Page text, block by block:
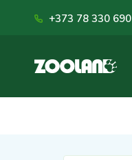
+373 78 330 690